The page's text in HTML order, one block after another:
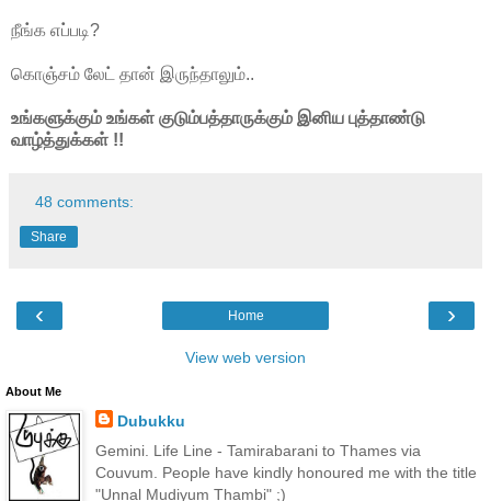
நீங்க எப்படி?
கொஞ்சம் லேட் தான் இருந்தாலும்..
உங்களுக்கும் உங்கள் குடும்பத்தாருக்கும் இனிய புத்தாண்டு
வாழ்த்துக்கள் !!
48 comments:
Share
‹ ›
Home
View web version
About Me
Dubukku
Gemini. Life Line - Tamirabarani to Thames via
Couvum. People have kindly honoured me with the title
"Unnal Mudiyum Thambi" ;)